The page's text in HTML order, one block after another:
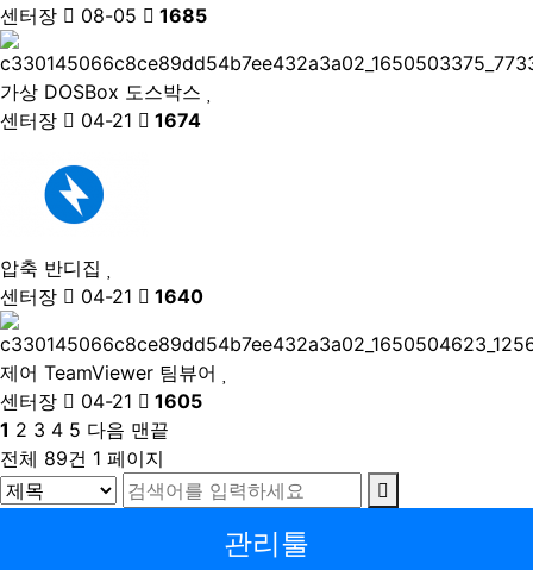
센터장 08-05 1685
가상 DOSBox 도스박스
센터장
04-21 1674
압축 반디집
센터장
04-21 1640
제어 TeamViewer 팀뷰어
센터장
04-21
1605
1 2 3 4 5 다음 맨끝
전체 89건 1 페이지
관리툴